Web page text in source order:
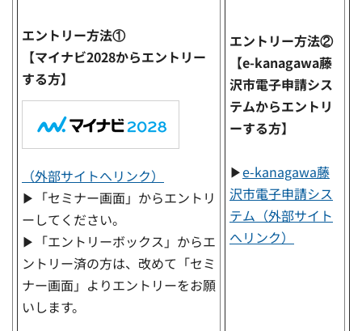
エントリー方法①
【マイナビ2028からエントリー
する方】
（外部サイトへリンク）
▶「セミナー画面」からエントリ
ーしてください。
▶「エントリーボックス」からエ
ントリー済の方は、改めて「セミ
ナー画面」よりエントリーをお願
いします。
エントリー方法②
【e-kanagawa藤
沢市電子申請シス
テムからエントリ
ーする方】
▶e-kanagawa藤
沢市電子申請シス
テム（外部サイト
へリンク）